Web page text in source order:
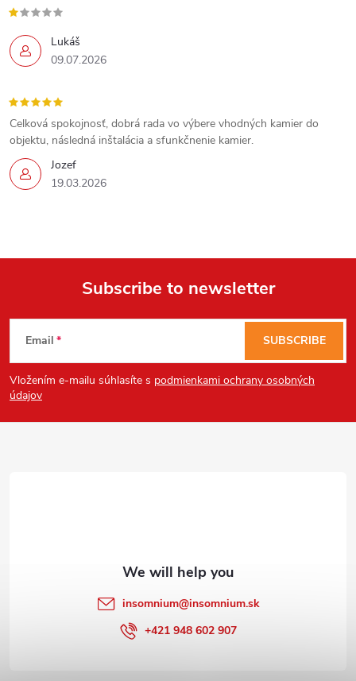
Lukáš
09.07.2026
Jozef
19.03.2026
Celková spokojnosť, dobrá rada vo výbere vhodných kamier do
objektu, následná inštalácia a sfunkčnenie kamier.
F
o
o
Subscribe to newsletter
Email
Vložením e-mailu súhlasíte s podmienkami ochrany osobných
údajov
SUBSCRIBE
insomnium@insomnium.sk
+421 948 602 907